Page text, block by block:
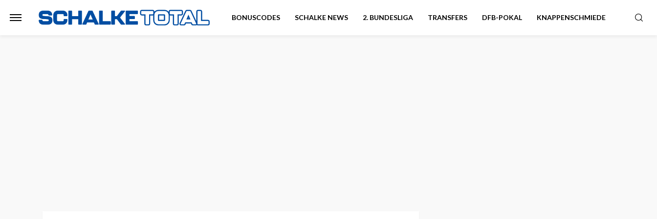
BONUSCODES SCHALKE NEWS 2. BUNDESLIGA TRANSFERS DFB-POKAL KNAPPENSCHMIEDE